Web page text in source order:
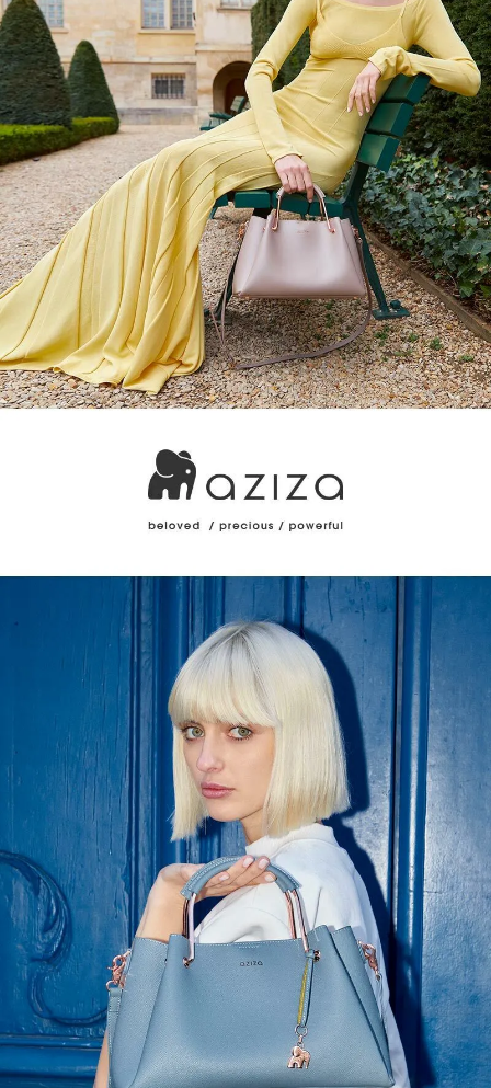
https://aftee.tw/terms/#terms3
３．未成年的使用者請事先徵得法定代理人或監護人之同意方可使用
「AFTEE先享後付」，若未經同意申辦者引起之損失，本公司不負相關責
任。
４．使用「AFTEE先享後付」時，將依據個別帳號之用戶狀況，依本公司即
時審查核予不同之上限額度；若仍有額度不足之情形，本公司將視審查結果
請求用戶進行身份認證。
５．嚴禁一人註冊多個帳號或使用他人資訊註冊。若發現惡意使用之情形，
恩沛科技股份有限公司將有權停止該用戶之使用額度並採取法律行動。